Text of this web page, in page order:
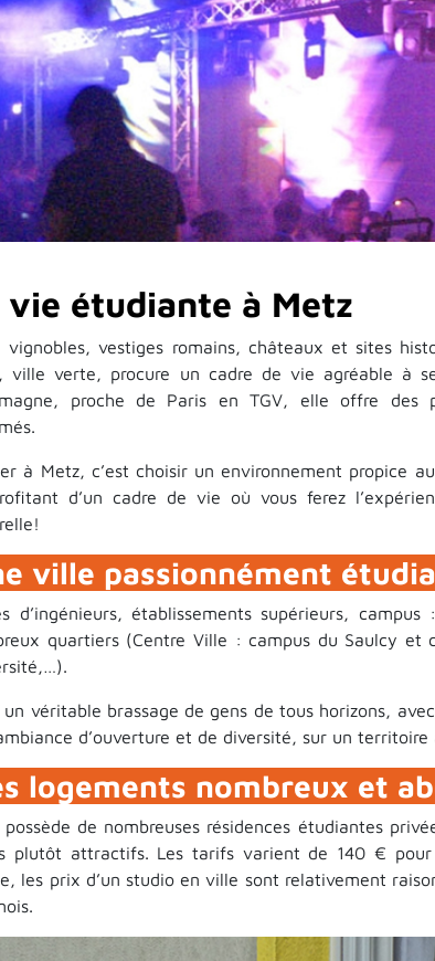
vie étudiante à Metz
vignobles, vestiges romains, châteaux et sites
ville verte, procure un cadre de vie agréable à
proche de Paris en TGV, elle offre des
à Metz, c’est choisir un environnement propice
d’un cadre de vie où vous ferez
ville passionnément
d’ingénieurs, établissements supérieurs,
quartiers (Centre Ville : campus du Saulcy et
un véritable brassage de gens de tous horizons,
d’ouverture et de diversité, sur un
logements nombreux et
possède de nombreuses résidences étudiantes
plutôt attractifs. Les tarifs varient de 140 €
les prix d’un studio en ville sont relativement